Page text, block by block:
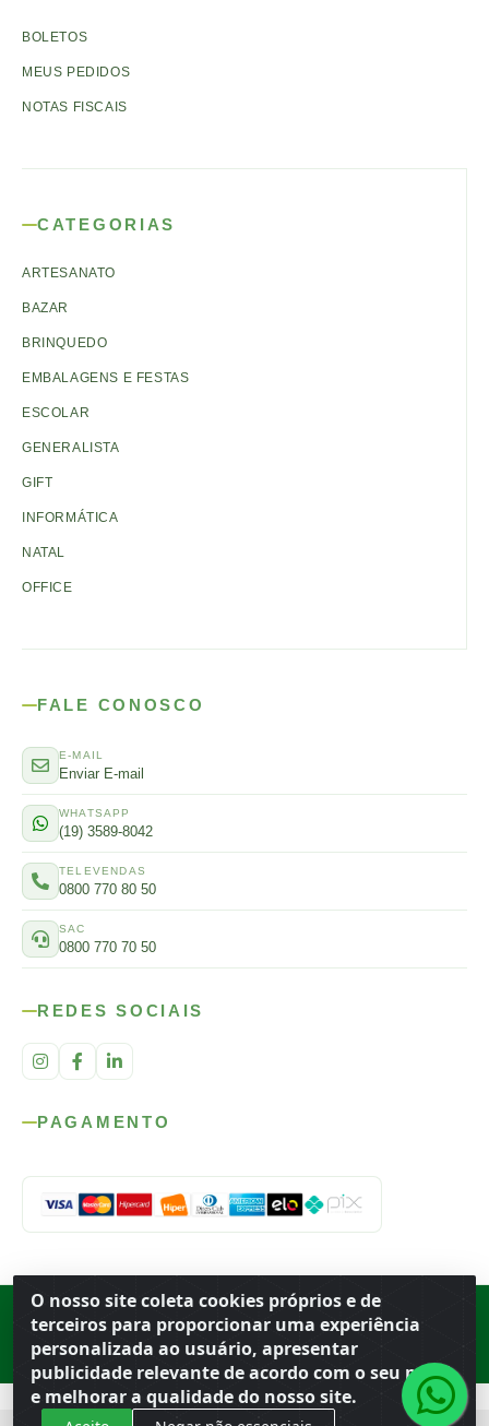
O nosso site coleta cookies próprios e de
terceiros para proporcionar uma experiência
personalizada ao usuário, apresentar
publicidade relevante de acordo com o seu perfil
e melhorar a qualidade do nosso site.
BOLETOS
MEUS PEDIDOS
NOTAS FISCAIS
CATEGORIAS
ARTESANATO
BAZAR
BRINQUEDO
EMBALAGENS E FESTAS
ESCOLAR
GENERALISTA
GIFT
INFORMÁTICA
NATAL
OFFICE
FALE CONOSCO
E-MAIL
Enviar E-mail
WHATSAPP
(19) 3589-8042
TELEVENDAS
0800 770 80 50
SAC
0800 770 70 50
REDES SOCIAIS
PAGAMENTO
Rod. SP-215, s/n, km 98 — Área Rural Porto Ferreira ·BR
· CEP
· CNPJ 56.679.863/0001-91
© 2026 Atacado Ideal